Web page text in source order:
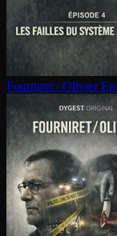
Fourniret / Olivier